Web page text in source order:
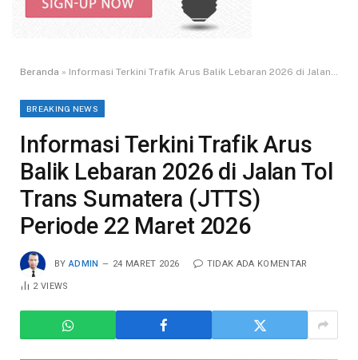
Beranda » Informasi Terkini Trafik Arus Balik Lebaran 2026 di Jalan Tol Trans Sumatera (JTTS) Periode 22 Maret 2026
BREAKING NEWS
Informasi Terkini Trafik Arus
Balik Lebaran 2026 di Jalan Tol
Trans Sumatera (JTTS)
Periode 22 Maret 2026
BY ADMIN 24 MARET 2026 TIDAK ADA KOMENTAR
2VIEWS